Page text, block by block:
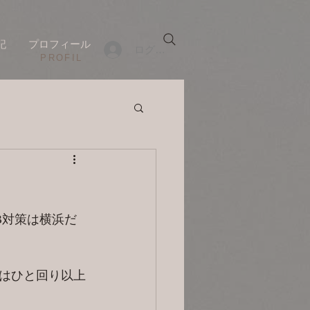
ログイン
プロフィール
​PROFIL
策は横浜だ
ひと回り以上